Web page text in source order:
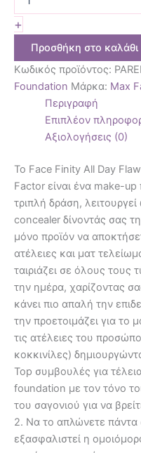
+
Προσθήκη στο καλάθι
Κωδικός προϊόντος:
Foundation Μάρκα: Max
Περιγραφή
Επιπλέον
Αξιολογήσεις (0)
Το Face Finity All Day
Factor είναι ένα make-
τριπλή δράση,
concealer δίνοντάς σας
μόνο προϊόν να
ατέλειες και ματ
ταιριάζει σε όλους τους
την ημέρα, χαρίζοντας
κάνει πιο απαλή την
την προετοιμάζει για το
τις ατέλειες του
κοκκινίλες)
Top συμβουλές για
foundation με τον τόνο
του σαγονιού για να
2. Να το απλώνετε
εξασφαλιστεί η